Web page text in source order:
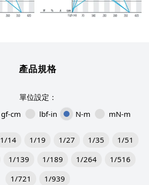
產品規格
gf-cm lbf-in N-m mN-m
1/14 1/19 1/27 1/35
1/51
1/139 1/189 1/264
1/516
1/721
1/939